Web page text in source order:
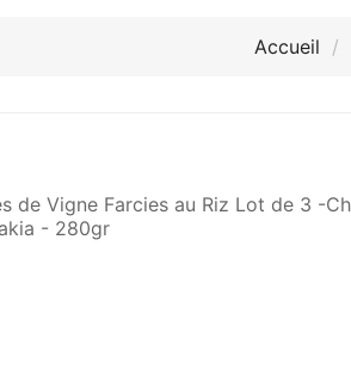
Accueil